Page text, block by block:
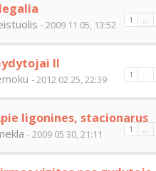
1 ...
- 2009 11 05, 13:52
II
1 ...
- 2012 02 25, 22:39
ligonines, stacionarus
1 ...
- 2009 05 30, 21:11